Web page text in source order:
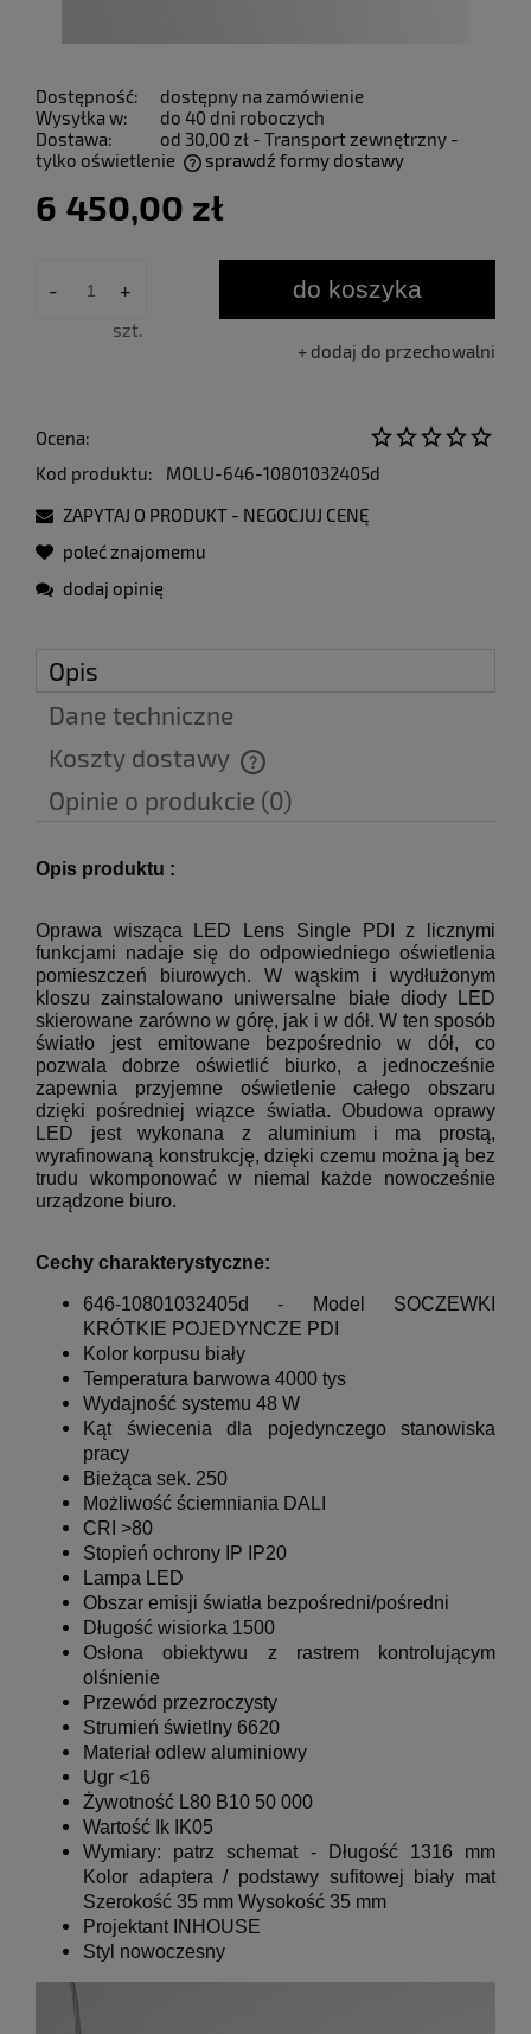
Dostępność:
dostępny na zamówienie
Wysyłka w:
do 40 dni roboczych
Dostawa:
od 30,00 zł - Transport zewnętrzny -
tylko oświetlenie
sprawdź formy dostawy
6 450,00 zł
- +
szt.
do koszyka
dodaj do przechowalni
Ocena:
Kod produktu:
MOLU-646-10801032405d
ZAPYTAJ O PRODUKT - NEGOCJUJ CENĘ
poleć znajomemu
dodaj opinię
Opis
Dane techniczne
Koszty dostawy
Cena nie zawiera ewentualnych kosztów płatności
Opinie o produkcie (0)
Opis produktu :
Oprawa wisząca LED Lens Single PDI z licznymi
funkcjami nadaje się do odpowiedniego oświetlenia
pomieszczeń biurowych. W wąskim i wydłużonym
kloszu zainstalowano uniwersalne białe diody LED
skierowane zarówno w górę, jak i w dół. W ten sposób
światło jest emitowane bezpośrednio w dół, co
pozwala dobrze oświetlić biurko, a jednocześnie
zapewnia przyjemne oświetlenie całego obszaru
dzięki pośredniej wiązce światła. Obudowa oprawy
LED jest wykonana z aluminium i ma prostą,
wyrafinowaną konstrukcję, dzięki czemu można ją bez
trudu wkomponować w niemal każde nowocześnie
urządzone biuro.
Cechy charakterystyczne:
646-10801032405d - Model SOCZEWKI
KRÓTKIE POJEDYNCZE PDI
Kolor korpusu biały
Temperatura barwowa 4000 tys
Wydajność systemu 48 W
Kąt świecenia dla pojedynczego stanowiska
pracy
Bieżąca sek. 250
Możliwość ściemniania DALI
CRI >80
Stopień ochrony IP IP20
Lampa LED
Obszar emisji światła bezpośredni/pośredni
Długość wisiorka 1500
Osłona obiektywu z rastrem kontrolującym
olśnienie
Przewód przezroczysty
Strumień świetlny 6620
Materiał odlew aluminiowy
Ugr <16
Żywotność L80 B10 50 000
Wartość Ik IK05
Wymiary: patrz schemat -
Długość 1316 mm
Kolor adaptera / podstawy sufitowej biały mat
Szerokość 35 mm Wysokość 35 mm
Projektant INHOUSE
Styl nowoczesny